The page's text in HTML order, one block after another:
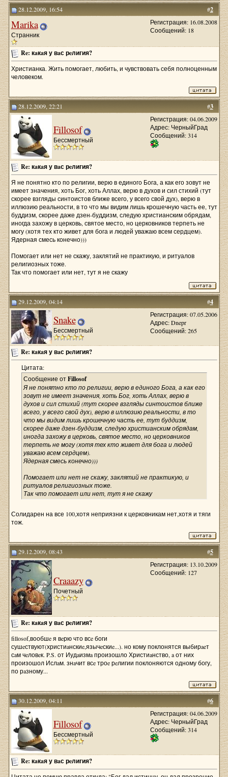
#2
28.12.2009, 16:54
Marika
Странник
Регистрация: 16.08.2008
Сообщений: 18
Re: кaкaя у вaс рeлигия?
Христианка. Жить помогает, любить, и чувствовать себя полноценным
человеком.
#3
28.12.2009, 22:21
Fillosof
Бессмертный
Регистрация: 04.06.2009
Адрес: ЧерныйГрад
Сообщений: 314
Re: кaкaя у вaс рeлигия?
Я не понятно кто по религии, верю в единого Бога, а как его зовут не
имеет значения, хоть Бог, хоть Аллах, верю в духов и сил стихий (тут
скорее взгляды синтоистов ближе всего, у всего свой дух), верю в
иллюзию реальности, в то что мы видим лишь крошечную часть ее, тут
буддизм, скорее даже дзен-буддизм, следую христианским обрядам,
иногда захожу в церковь, святое место, но церковников терпеть не
могу (хотя тех кто живет для бога и людей уважаю всем сердцем).
Ядерная смесь конечно)))
Помогает или нет не скажу, заклятий не практикую, и ритуалов
религиозных тоже.
Так что помогает или нет, тут я не скажу
#4
29.12.2009, 04:14
Snake
Бессмертный
Регистрация: 07.05.2006
Адрес: Dnepr
Сообщений: 265
Re: кaкaя у вaс рeлигия?
Цитата:
Сообщение отFillosof
Я не понятно кто по религии, верю в единого Бога, а как его
зовут не имеет значения, хоть Бог, хоть Аллах, верю в
духов и сил стихий (тут скорее взгляды синтоистов ближе
всего, у всего свой дух), верю в иллюзию реальности, в то
что мы видим лишь крошечную часть ее, тут буддизм,
скорее даже дзен-буддизм, следую христианским обрядам,
иногда захожу в церковь, святое место, но церковников
терпеть не могу (хотя тех кто живет для бога и людей
уважаю всем сердцем).
Ядерная смесь конечно)))
Помогает или нет не скажу, заклятий не практикую, и
ритуалов религиозных тоже.
Так что помогает или нет, тут я не скажу
Солидарен на все 100,хотя неприязни к церковникам нет,хотя и тяги
тож.
#5
29.12.2009, 08:43
Craaazy
Почетный
Регистрация: 13.10.2009
Сообщений: 127
Re: кaкaя у вaс рeлигия?
fillosof,вообшe я вeрю что всe боги
сушeствуют(христиaнскиe,язычeскиe...). но кому поклонятся выбирaeт
сaм чeловeк. P.S. от Иудaизмa произошло Христиaнство, a от них
произошол Ислaм. знaчит всe троe рeлигии поклоняются одному богу,
по рaзному...
#6
30.12.2009, 04:11
Fillosof
Бессмертный
Регистрация: 04.06.2009
Адрес: ЧерныйГрад
Сообщений: 314
Re: кaкaя у вaс рeлигия?